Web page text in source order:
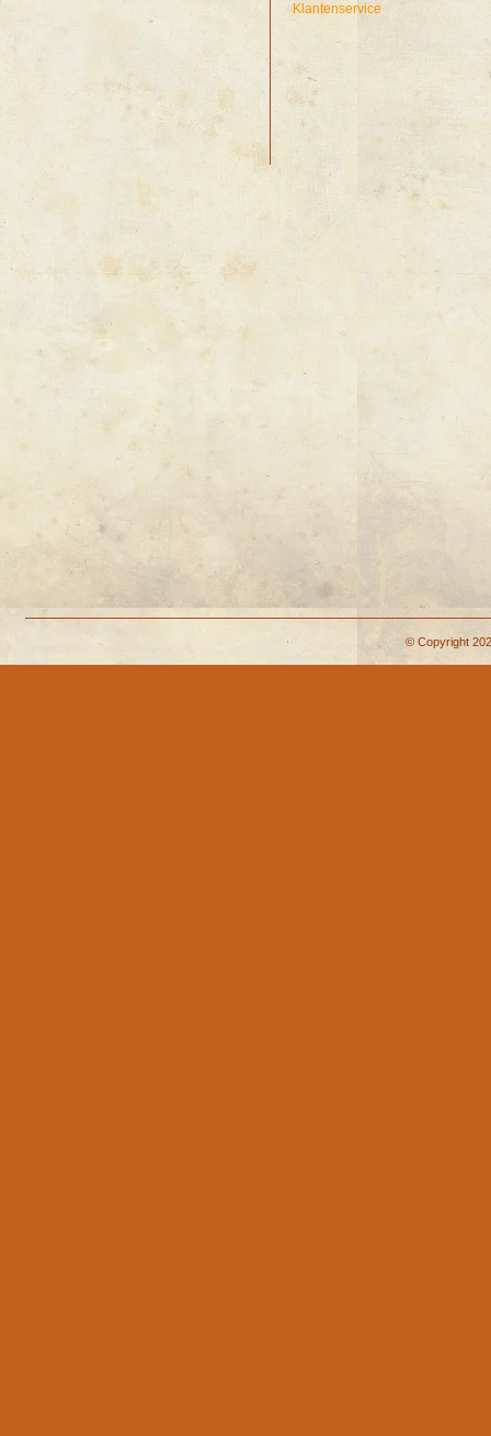
Klantenservice
© Copyright